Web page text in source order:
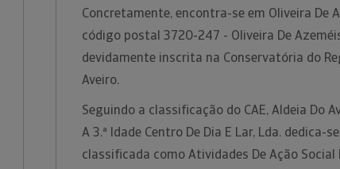
Concretamente, encontra-se em Oliveira De
código postal 3720-247 - Oliveira De
devidamente inscrita na Conservatória do
Aveiro.
Seguindo a classificação do CAE, Aldeia Do
A 3.ª Idade Centro De Dia E Lar, Lda. dedica-
classificada como Atividades De Ação Social